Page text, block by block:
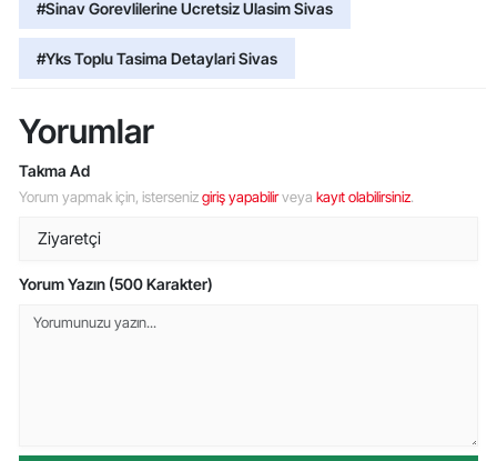
#Sinav Gorevlilerine Ucretsiz Ulasim Sivas
#Yks Toplu Tasima Detaylari Sivas
Yorumlar
Takma Ad
Yorum yapmak için, istersenizgiriş yapabilirveya kayıt olabilirsiniz.
Yorum Yazın (500 Karakter)